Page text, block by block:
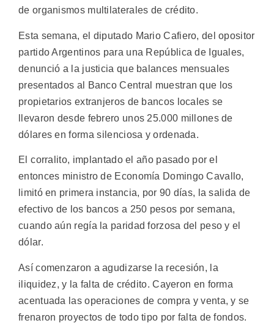
de organismos multilaterales de crédito.
Esta semana, el diputado Mario Cafiero, del opositor
partido Argentinos para una República de Iguales,
denunció a la justicia que balances mensuales
presentados al Banco Central muestran que los
propietarios extranjeros de bancos locales se
llevaron desde febrero unos 25.000 millones de
dólares en forma silenciosa y ordenada.
El corralito, implantado el año pasado por el
entonces ministro de Economía Domingo Cavallo,
limitó en primera instancia, por 90 días, la salida de
efectivo de los bancos a 250 pesos por semana,
cuando aún regía la paridad forzosa del peso y el
dólar.
Así comenzaron a agudizarse la recesión, la
iliquidez, y la falta de crédito. Cayeron en forma
acentuada las operaciones de compra y venta, y se
frenaron proyectos de todo tipo por falta de fondos.